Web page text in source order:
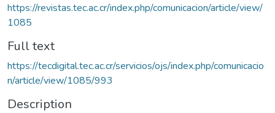
https://revistas.tec.ac.cr/index.php/comunicacion/article/view/
1085
Full text
https://tecdigital.tec.ac.cr/servicios/ojs/index.php/comunicacio
n/article/view/1085/993
Description